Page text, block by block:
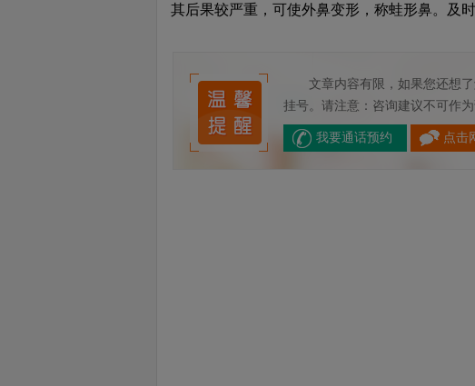
其后果较严重，可使外鼻变形，称蛙形鼻。及
文章内容有限，如果您还想
挂号。请注意：咨询建议不可作为
我要通话预约 点击